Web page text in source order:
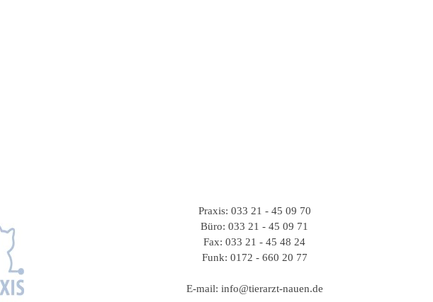
Praxis: 033 21 - 45 09 70
Büro: 033 21 - 45 09 71
Fax: 033 21 - 45 48 24
Funk: 0172 - 660 20 77
E-mail: info@tierarzt-nauen.de